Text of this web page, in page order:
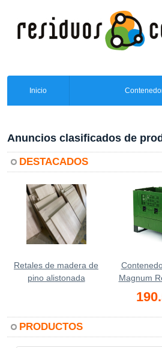
Inicio
Anuncios clasificados de
DESTACADOS
Retales de madera de
pino alistonada
Magnum
PRODUCTOS